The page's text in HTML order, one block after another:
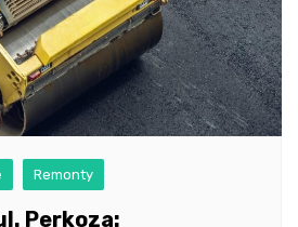
Remonty
Perkoza: